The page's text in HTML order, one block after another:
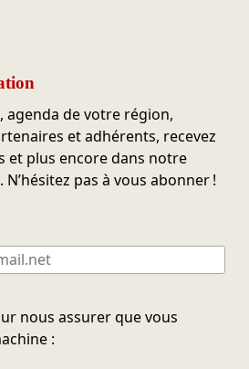
agenda de votre région,
et adhérents, recevez
et plus encore dans notre
pas à vous abonner !
nous assurer que vous
: